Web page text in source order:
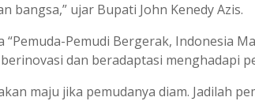
bangsa,” ujar Bupati John Kenedy Azis.
“Pemuda-Pemudi Bergerak, Indonesia
dan beradaptasi menghadapi
maju jika pemudanya diam. Jadilah